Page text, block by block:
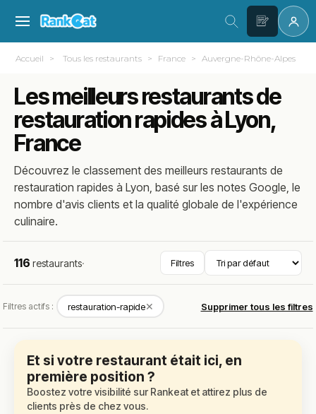
Accueil Tous les restaurants France Auvergne-Rhône-Alpes
Les meilleurs restaurants de
restauration rapides à Lyon,
France
Découvrez le classement des meilleurs restaurants de
restauration rapides à Lyon, basé sur les notes Google, le
nombre d'avis clients et la qualité globale de l'expérience
culinaire.
116 restaurants· Filtres
Filtres actifs : restauration-rapide✕ Supprimer tous les filtres
Et si votre restaurant était ici, en
première position ?
Boostez votre visibilité sur Rankeat et attirez plus de
clients près de chez vous.